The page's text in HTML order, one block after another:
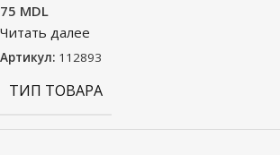
75 MDL
Читать далее
Артикул: 112893
ТИП ТОВАРА